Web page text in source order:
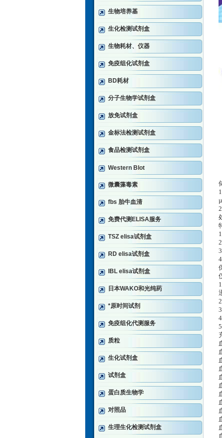
生物培养基
生化检测试剂盒
生物耗材、仪器
免疫组化试剂盒
BD耗材
分子生物学试剂盒
放免试剂盒
金标法检测试剂盒
食品检测试剂盒
Western Blot
微囊藻毒素
fbs 胎牛血清
免费代测ELISA服务
TSZ elisa试剂盒
RD elisa试剂盒
IBL elisa试剂盒
日本WAKO和光纯药
*原时间试剂
免疫组化代测服务
质粒
生化试剂盒
试剂盒
蛋白质生物学
对照品
生理生化检测试剂盒